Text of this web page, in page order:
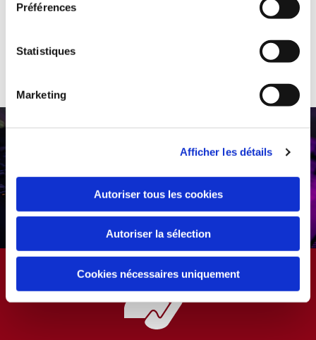
Préférences
Statistiques
Marketing
Afficher les détails
Autoriser tous les cookies
Autoriser la sélection
Cookies nécessaires uniquement